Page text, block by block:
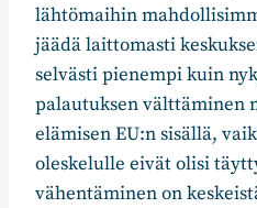
lähtömaihin
jäädä laittomasti
selvästi pienempi kuin
palautuksen välttäminen
elämisen EU:n sisällä,
oleskelulle eivät olisi
vähentäminen on